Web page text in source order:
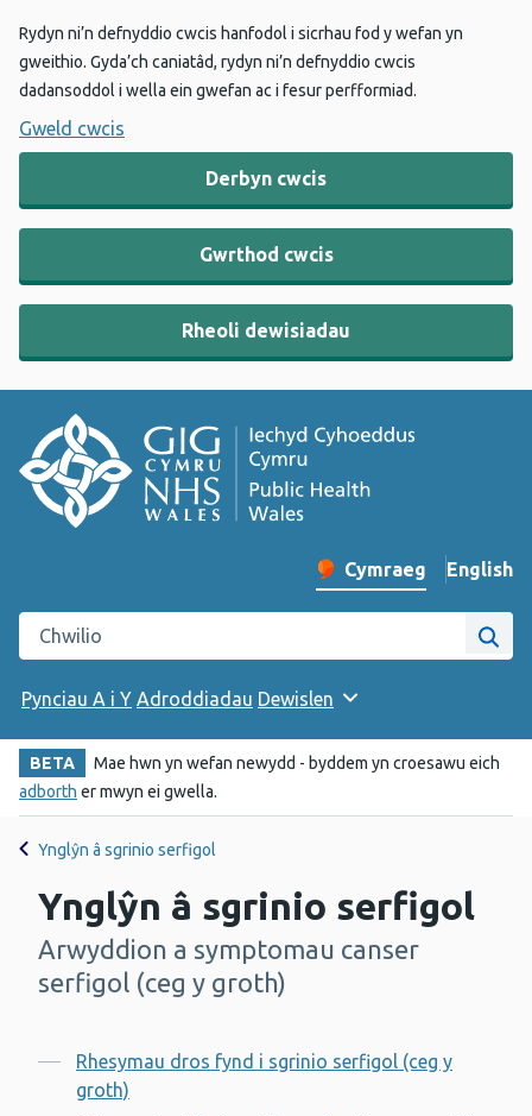
Rydyn ni’n defnyddio cwcis hanfodol i sicrhau fod y wefan yn
gweithio. Gyda’ch caniatâd, rydyn ni’n defnyddio cwcis
dadansoddol i wella ein gwefan ac i fesur perfformiad.
Gweld cwcis
Derbyn cwcis
Gwrthod cwcis
Rheoli dewisiadau
Newid iaith y wefan
Cymraeg English
–
Chwilio gwefan Iechyd Cyhoeddus Cymru
Pynciau A i Y Adroddiadau Dewislen
BETA
Mae hwn yn wefan newydd - byddem yn croesawu eich
adborth er mwyn ei gwella.
Ynglŷn â sgrinio serfigol
Ynglŷn â sgrinio serfigol
-
Arwyddion a symptomau canser
serfigol (ceg y groth)
Cynnwys
Rhesymau dros fynd i sgrinio serfigol (ceg y
groth)